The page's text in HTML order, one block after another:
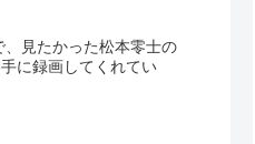
見たかった松本零士の
に録画してくれてい